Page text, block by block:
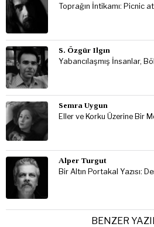
Toprağın İntikamı: Picnic
S. Özgür Ilgın
Yabancılaşmış İnsanlar,
Semra Uygun
Eller ve Korku Üzerine Bir
Alper Turgut
Bir Altın Portakal Yazısı:
BENZER